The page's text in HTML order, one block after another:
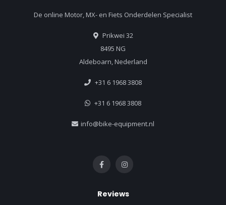
De online Motor, MX- en Fiets Onderdelen Specialist
Prikwei 32
8495 NG
Aldeboarn, Nederland
+31 6 1968 3808
+31 6 1968 3808
info@bike-equipment.nl
Reviews